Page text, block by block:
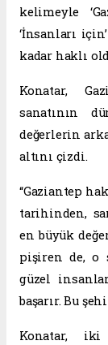
kelimeyle
‘İnsanları
kadar haklı
Konatar,
sanatının
değerlerin
altını çizdi.
“Gaziantep
tarihinden,
en büyük
pişiren de, o
güzel
başarır. Bu
Konatar, iki